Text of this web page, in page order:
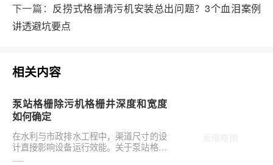
下一篇： 反捞式格栅清污机安装总出问题？3个血泪案例
讲透避坑要点
相关内容
泵站格栅除污机格栅井深度和宽度
如何确定
在水利与市政排水工程中，渠道尺寸的设
计直接影响设备运行效能。关于泵站格栅
除污机格栅井深度和宽度如何确定，是前